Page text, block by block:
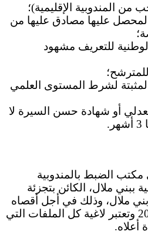
المندوبية الإقليمية)؛
عليها مصادق عليها من
للتعريف مشهود
لشرط المستوى العلمي
أو شهادة حسن السيرة لا
الضبط بالمندوبية
ببني ملال، الكائن بتجزئة
القدس بلوك 02 رقم 67 بني ملال، وذلك في أجل أقصاه
يوم الإثنين 25 نوفمبر 2024 وتعتبر لاغية كل الملفات التي
أعلاه.